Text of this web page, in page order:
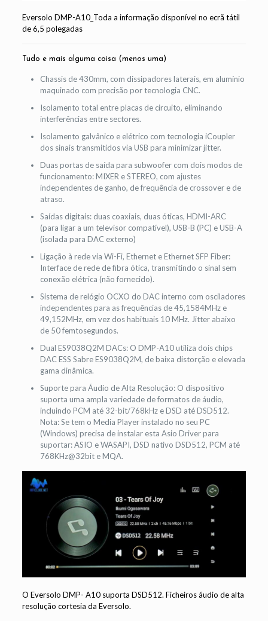
Eversolo DMP-A10_Toda a informação disponível no ecrã tátil
de 6,5 polegadas
Tudo e mais alguma coisa (menos uma)
Chassis de 430mm, com dissipadores laterais, em alumínio
maquinado com precisão por tecnologia CNC.
Isolamento total entre placas de circuito, eliminando
interferências entre sectores.
Isolamento galvânico e elétrico com tecnologia iCoupler
dos sinais transmitidos via USB para minimizar jitter.
Duas portas de saída para subwoofer com dois modos de
funcionamento: MIXER e STEREO, com ajustes
independentes de ganho, de frequência de crossover e de
atraso.
Saídas digitais: duas coaxiais, duas óticas, HDMI-ARC
(para ligar a um televisor compatível), USB-B (PC) e USB-A
(isolada para DAC externo)
Ligação à rede via Wi-Fi, Ethernet e Ethernet SFP Fiber:
Interface de rede de fibra ótica, transmitindo o sinal sem
conexão elétrica (não fornecido).
Sistema de relógio OCXO do DAC interno com osciladores
independentes para as frequências de 45,1584MHz e
49,152MHz, em vez dos habituais 10 MHz. Jitter abaixo
de 50 femtosegundos.
Dual ES9038Q2M DACs: O DMP-A10 utiliza dois chips
DAC ESS Sabre ES9038Q2M, de baixa distorção e elevada
gama dinâmica.
Suporte para Áudio de Alta Resolução: O dispositivo
suporta uma ampla variedade de formatos de áudio,
incluindo PCM até 32-bit/768kHz e DSD até DSD512.
Nota: Se tem o Media Player instalado no seu PC
(Windows) precisa de instalar esta Asio Driver para
suportar: ASIO e WASAPI, DSD nativo DSD512, PCM até
768KHz@32bit e MQA.
O Eversolo DMP- A10 suporta DSD512. Ficheiros áudio de alta
resolução cortesia da Eversolo.